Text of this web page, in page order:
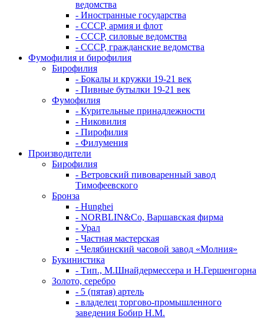
ведомства
- Иностранные государства
- СССР, армия и флот
- СССР, силовые ведомства
- СССР, гражданские ведомства
Фумофилия и бирофилия
Бирофилия
- Бокалы и кружки 19-21 век
- Пивные бутылки 19-21 век
Фумофилия
- Курительные принадлежности
- Никовилия
- Пирофилия
- Филумения
Производители
Бирофилия
- Ветровский пивоваренный завод
Тимофеевского
Бронза
- Hunghei
- NORBLIN&Co, Варшавская фирма
- Урал
- Частная мастерская
- Челябинский часовой завод «Молния»
Букинистика
- Тип., М.Шнайдермессера и Н.Гершенгорна
Золото, серебро
- 5 (пятая) артель
- владелец торгово-промышленного
заведения Бобир Н.М.